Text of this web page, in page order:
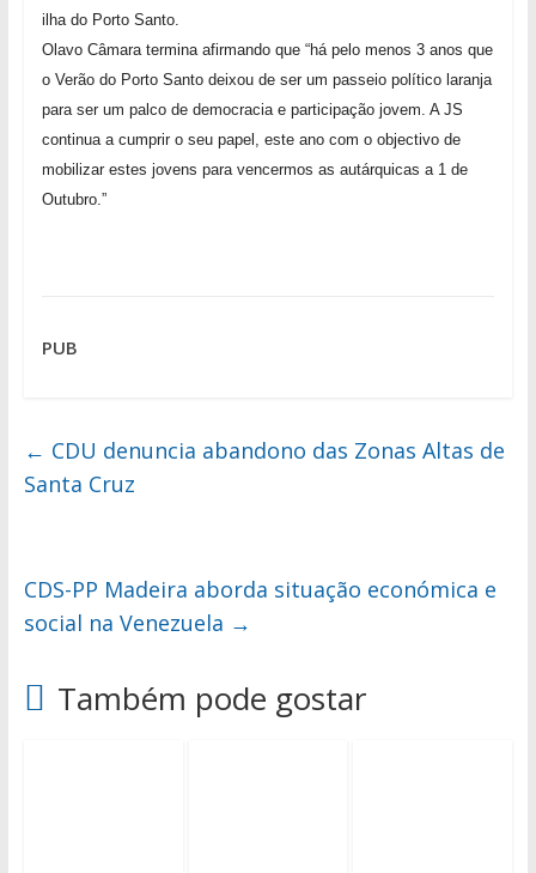
ilha do Porto Santo.
Olavo Câmara termina afirmando que “há pelo menos 3 anos que
o Verão do Porto Santo deixou de ser um passeio político laranja
para ser um palco de democracia e participação jovem. A JS
continua a cumprir o seu papel, este ano com o objectivo de
mobilizar estes jovens para vencermos as autárquicas a 1 de
Outubro.”
PUB
← CDU denuncia abandono das Zonas Altas de
Santa Cruz
CDS-PP Madeira aborda situação económica e
social na Venezuela →
Também pode gostar